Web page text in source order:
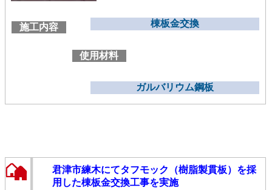
施工内容 棟板金交換
使用材料
ガルバリウム鋼板
君津市練木にてタフモック（樹脂製貫板）を採
用した棟板金交換工事を実施